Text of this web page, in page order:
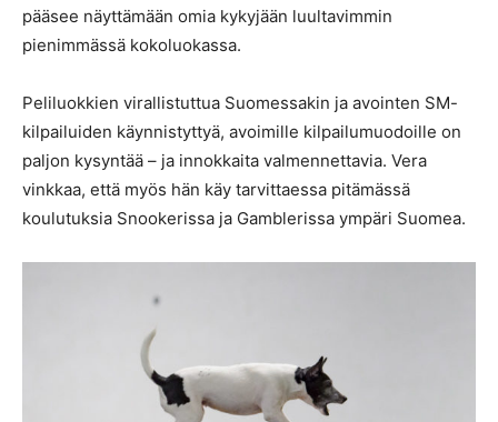
pääsee näyttämään omia kykyjään luultavimmin
pienimmässä kokoluokassa.
Peliluokkien virallistuttua Suomessakin ja avointen SM-
kilpailuiden käynnistyttyä, avoimille kilpailumuodoille on
paljon kysyntää – ja innokkaita valmennettavia. Vera
vinkkaa, että myös hän käy tarvittaessa pitämässä
koulutuksia Snookerissa ja Gamblerissa ympäri Suomea.